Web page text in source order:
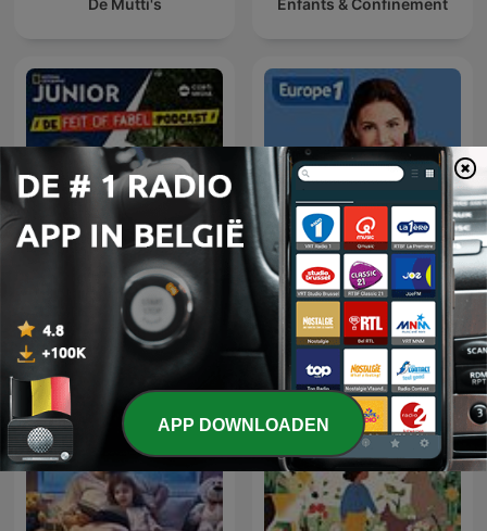
De Mutti's Enfants & Confinement
Feit of Fabel Et si on en parlait
APP DOWNLOADEN